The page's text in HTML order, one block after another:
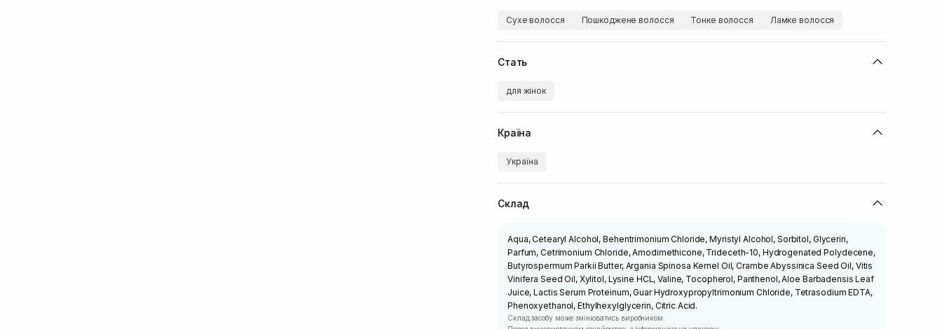
Сухе волосся Пошкоджене волосся Тонке волосся Ламке волосся
Стать
для жінок
Країна
Україна
Склад
Aqua, Cetearyl Alcohol, Behentrimonium Chloride, Myristyl Alcohol, Sorbitol, Glycerin,
Parfum, Cetrimonium Chloride, Amodimethicone, Trideceth-10, Hydrogenated Polydecene,
Butyrospermum Parkii Butter, Argania Spinosa Kernel Oil, Crambe Abyssinica Seed Oil, Vitis
Vinifera Seed Oil, Xylitol, Lysine HCL, Valine, Tocopherol, Panthenol, Aloe Barbadensis Leaf
Juice, Lactis Serum Proteinum, Guar Hydroxypropyltrimonium Chloride, Tetrasodium EDTA,
Phenoxyethanol, Ethylhexylglycerin, Citric Acid.
Склад засобу може змінюватись виробником.